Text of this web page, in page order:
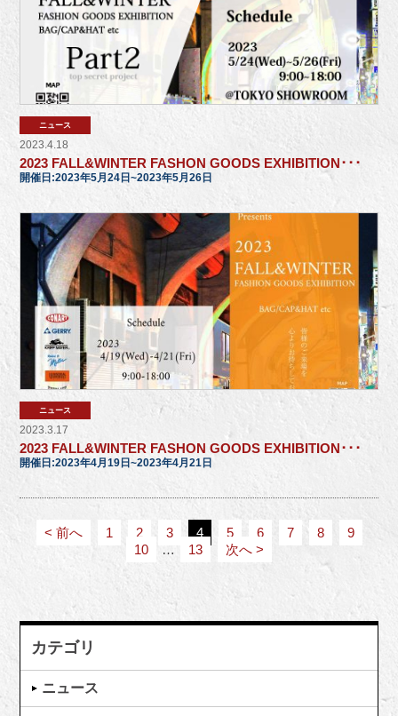
ニュース
2023.4.18
2023 FALL&WINTER FASHON GOODS EXHIBITION･･･
開催日:2023年5月24日~2023年5月26日
ニュース
2023.3.17
2023 FALL&WINTER FASHON GOODS EXHIBITION･･･
開催日:2023年4月19日~2023年4月21日
< 前へ 1 2 3 4 5 6 7 8
9
10
… 13 次へ >
カテゴリ
ニュース